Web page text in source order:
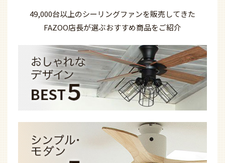
49,000台以上のシーリングファンを販売してきた
FAZOO店長が選ぶおすすめ商品をご紹介